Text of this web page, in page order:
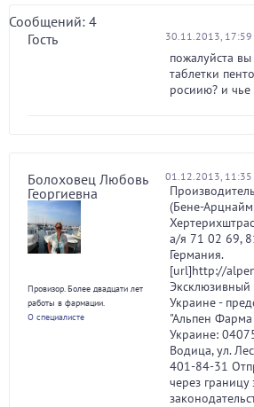
Сообщений: 4
Гость
30.11.2013, 17:59
пожалуйста
таблетки
росиию? и чье
Болоховец Любовь
Георгиевна
Провизор. Более двадцати лет
работы в фармации.
О специалисте
01.12.2013, 11:35
(Бене-
а/я 71 02 69,
Германия.
[url]http://
Эксклюзивный
Украине -
"Альпен
Украине:
Водица, ул.
401-84-31
через